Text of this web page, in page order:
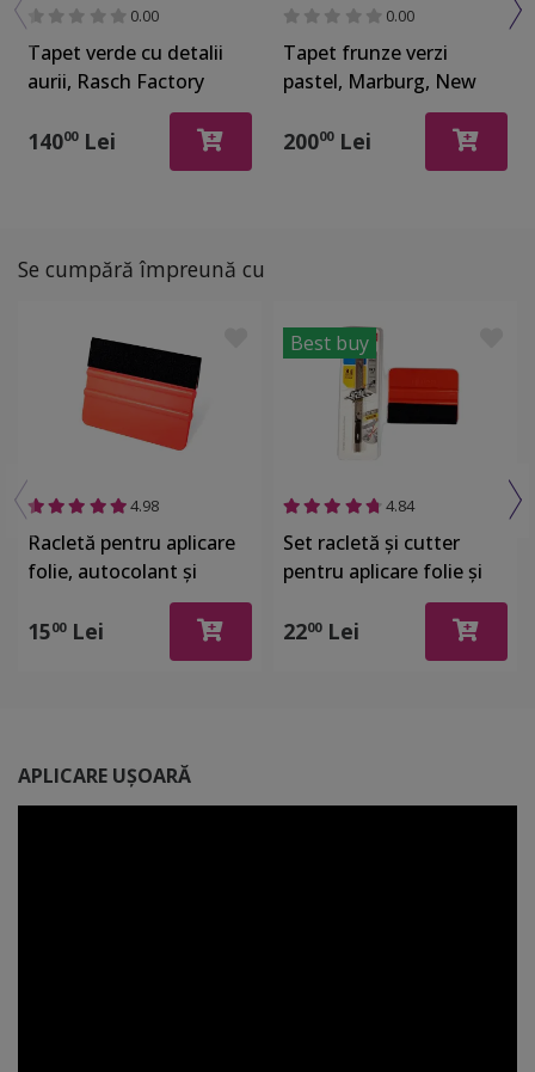
0.00
Tapet verde cu detalii
aurii, Rasch Factory
14000Lei
0.00
Tapet frunze verzi
pastel, Marburg, New
20000Lei
Se cumpără împreună cu
4.98
Racletă pentru aplicare
folie, autocolant şi
stickere, din plastic cu o
latură cu pâslă
1500Lei
Best buy
4.84
Set racletă şi cutter
pentru aplicare folie şi
2200Lei
APLICARE UȘOARĂ